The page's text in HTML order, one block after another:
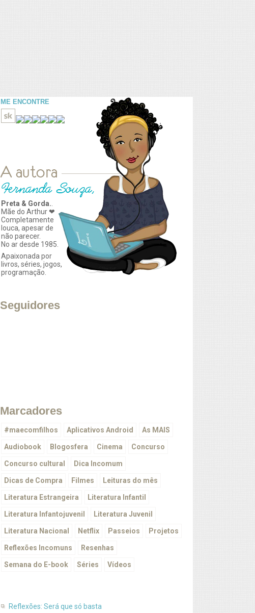
ME ENCONTRE
Preta & Gorda.
Mãe do Arthur ❤
Completamente
louca, apesar de
não parecer.
No ar desde 1985.
Apaixonada por
livros, séries, jogos,
programação.
Seguidores
Marcadores
#maecomfilhos Aplicativos Android As MAIS
Audiobook Blogosfera Cinema Concurso
Concurso cultural Dica Incomum
Dicas de Compra Filmes Leituras do mês
Literatura Estrangeira Literatura Infantil
Literatura Infantojuvenil Literatura Juvenil
Literatura Nacional Netflix Passeios Projetos
Reflexões Incomuns Resenhas
Semana do E-book Séries Vídeos
Reflexões: Será que só basta